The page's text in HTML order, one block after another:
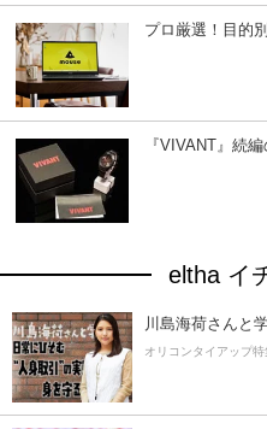
プロ厳選！目的
『VIVANT』続
eltha イ
川島海荷さんと
オリコンタイアップ特